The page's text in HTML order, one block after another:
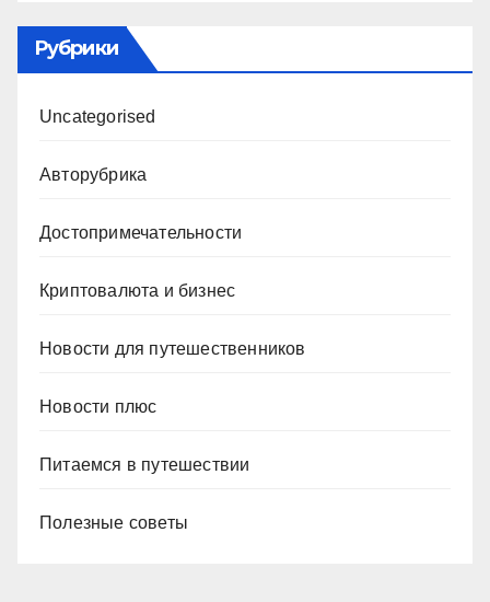
Рубрики
Uncategorised
Авторубрика
Достопримечательности
Криптовалюта и бизнес
Новости для путешественников
Новости плюс
Питаемся в путешествии
Полезные советы